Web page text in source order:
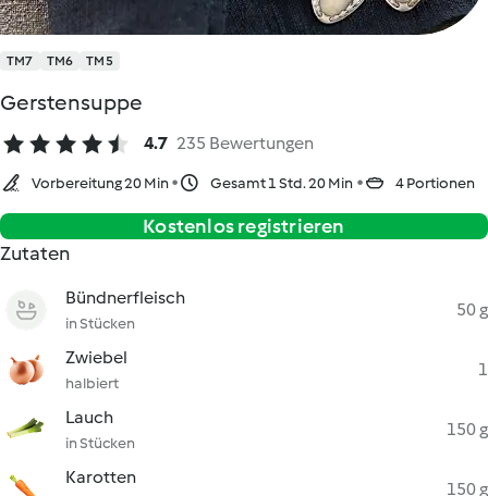
TM7 TM6 TM5
Gerstensuppe
4.7 235 Bewertungen
Vorbereitung 20 Min Gesamt 1 Std. 20 Min 4 Portionen
Kostenlos registrieren
Zutaten
Bündnerfleisch
in Stücken
50 g
Zwiebel
halbiert
1
Lauch
in Stücken
150 g
Karotten
150 g